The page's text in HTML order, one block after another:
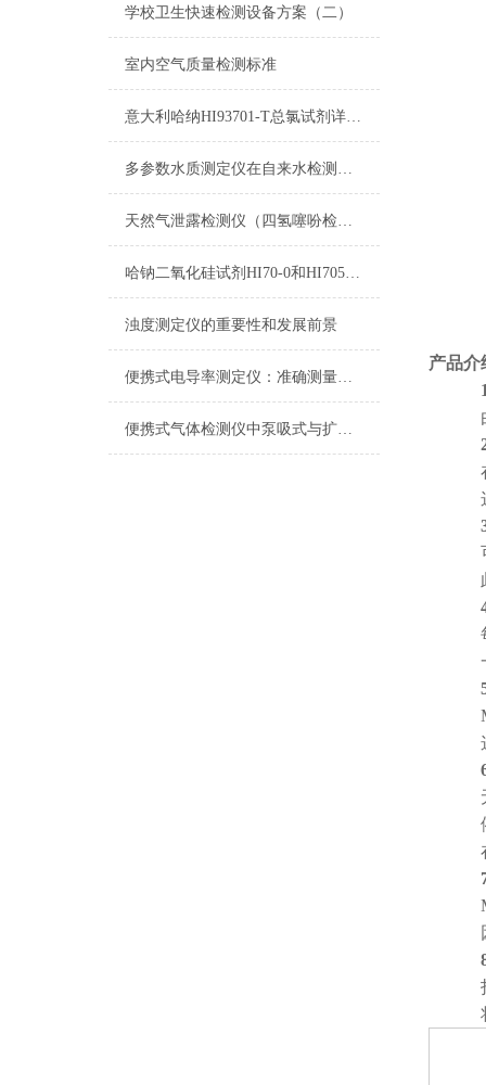
学校卫生快速检测设备方案（二）
室内空气质量检测标准
意大利哈纳HI93701-T总氯试剂详细参数及测量原理
多参数水质测定仪在自来水检测上的应用
天然气泄露检测仪（四氢噻吩检测仪）
哈钠二氧化硅试剂HI70-0和HI705B-0测量原理
浊度测定仪的重要性和发展前景
便携式电导率测定仪：准确测量水质电导率，保障饮用水安全与健康
便携式气体检测仪中泵吸式与扩散式的区别
产品介